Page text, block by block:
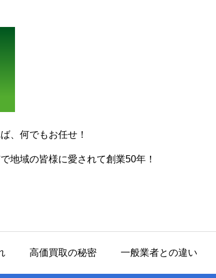
、何でもお任せ！
地域の皆様に愛されて創業50年！
高価買取の秘密 一般業者との違い